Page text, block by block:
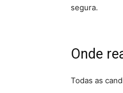
segura.
Onde
Todas as